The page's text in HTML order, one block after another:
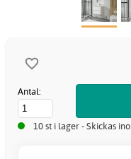
Antal:
10 st i lager - Skickas